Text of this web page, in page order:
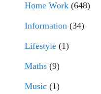
Home Work (648)
Information (34)
Lifestyle (1)
Maths (9)
Music (1)